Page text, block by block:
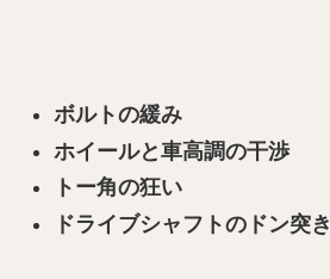
ボルトの緩み
ホイールと車高調の干渉
トー角の狂い
ドライブシャフトのドン突き